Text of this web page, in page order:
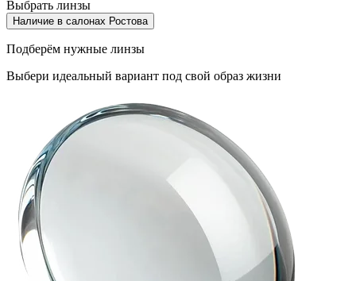
Выбрать линзы
Наличие в салонах Ростова
Подберём нужные линзы
Выбери идеальный вариант под свой образ жизни